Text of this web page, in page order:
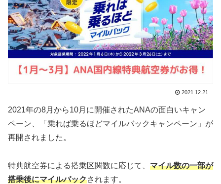
2021.12.21
2021年の8月から10月に開催されたANAの面白いキャン
ペーン、「乗れば乗るほどマイルバックキャンペーン」が
再開されました。
特典航空券による搭乗区関数に応じて、 マイル数の一部が
搭乗後にマイルバックされます。